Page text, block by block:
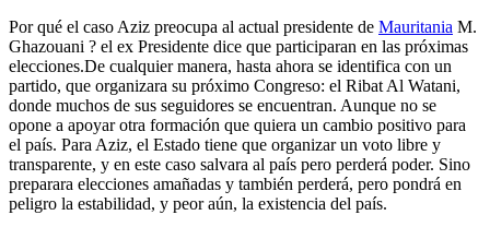
Por qué el caso Aziz preocupa al actual presidente de Mauritania M.
Ghazouani ? el ex Presidente dice que participaran en las próximas
elecciones.De cualquier manera, hasta ahora se identifica con un
partido, que organizara su próximo Congreso: el Ribat Al Watani,
donde muchos de sus seguidores se encuentran. Aunque no se
opone a apoyar otra formación que quiera un cambio positivo para
el país. Para Aziz, el Estado tiene que organizar un voto libre y
transparente, y en este caso salvara al país pero perderá poder. Sino
preparara elecciones amañadas y también perderá, pero pondrá en
peligro la estabilidad, y peor aún, la existencia del país.